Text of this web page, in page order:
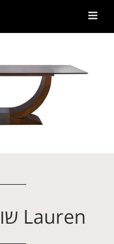
Lauren שולחנות אוכל